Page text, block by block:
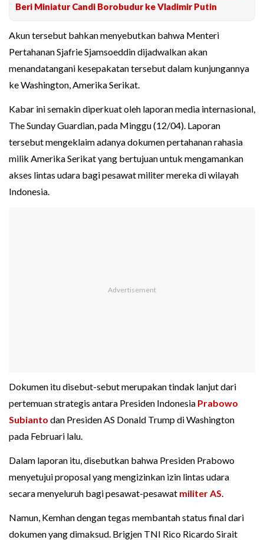
Beri Miniatur Candi Borobudur ke Vladimir Putin
Akun tersebut bahkan menyebutkan bahwa Menteri
Pertahanan Sjafrie Sjamsoeddin dijadwalkan akan
menandatangani kesepakatan tersebut dalam kunjungannya
ke Washington, Amerika Serikat.
Kabar ini semakin diperkuat oleh laporan media internasional,
The Sunday Guardian, pada Minggu (12/04). Laporan
tersebut mengeklaim adanya dokumen pertahanan rahasia
milik Amerika Serikat yang bertujuan untuk mengamankan
akses lintas udara bagi pesawat militer mereka di wilayah
Indonesia.
Dokumen itu disebut-sebut merupakan tindak lanjut dari
pertemuan strategis antara Presiden Indonesia Prabowo
Subianto dan Presiden AS Donald Trump di Washington
pada Februari lalu.
Dalam laporan itu, disebutkan bahwa Presiden Prabowo
menyetujui proposal yang mengizinkan izin lintas udara
secara menyeluruh bagi pesawat-pesawat militer AS.
Namun, Kemhan dengan tegas membantah status final dari
dokumen yang dimaksud. Brigjen TNI Rico Ricardo Sirait